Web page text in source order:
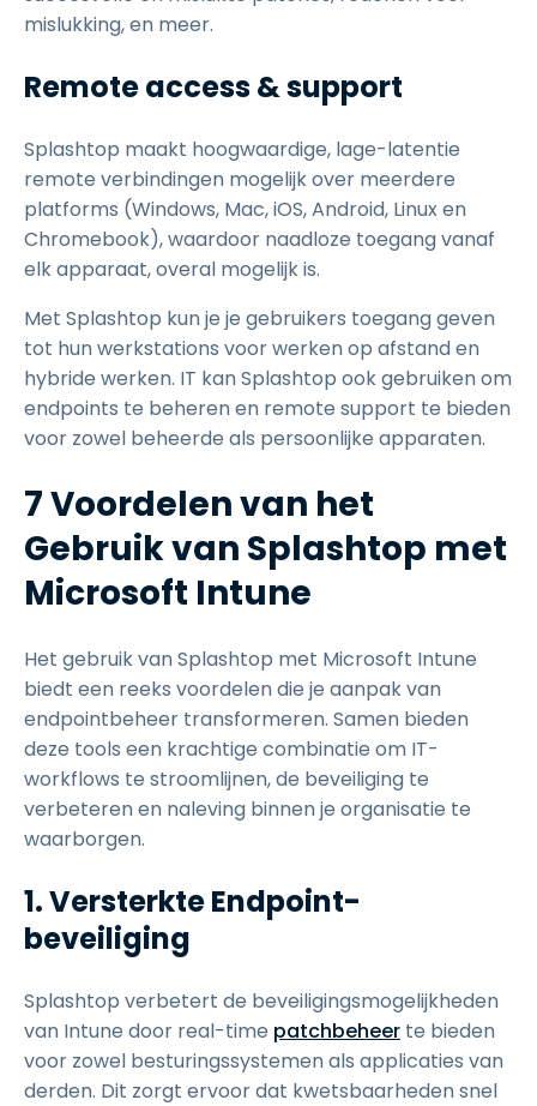
mislukking, en meer.
Remote access & support
Splashtop maakt hoogwaardige, lage-latentie
remote verbindingen mogelijk over meerdere
platforms (Windows, Mac, iOS, Android, Linux en
Chromebook), waardoor naadloze toegang vanaf
elk apparaat, overal mogelijk is.
Met Splashtop kun je je gebruikers toegang geven
tot hun werkstations voor werken op afstand en
hybride werken. IT kan Splashtop ook gebruiken om
endpoints te beheren en remote support te bieden
voor zowel beheerde als persoonlijke apparaten.
7 Voordelen van het
Gebruik van Splashtop met
Microsoft Intune
Het gebruik van Splashtop met Microsoft Intune
biedt een reeks voordelen die je aanpak van
endpointbeheer transformeren. Samen bieden
deze tools een krachtige combinatie om IT-
workflows te stroomlijnen, de beveiliging te
verbeteren en naleving binnen je organisatie te
waarborgen.
1. Versterkte Endpoint-
beveiliging
Splashtop verbetert de beveiligingsmogelijkheden
van Intune door real-time patchbeheer te bieden
voor zowel besturingssystemen als applicaties van
derden. Dit zorgt ervoor dat kwetsbaarheden snel